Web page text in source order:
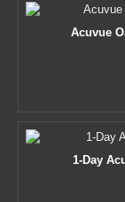
Acuvue
1-Day